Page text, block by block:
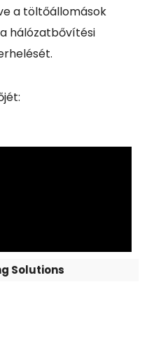
a töltőállomások
hálózatbővítési
Solutions